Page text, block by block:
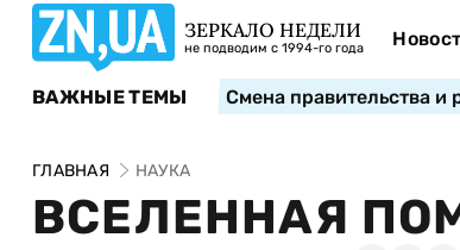
ЗЕРКАЛО НЕДЕЛИ
не подводим с 1994-го года
ВАЖНЫЕ ТЕМЫ Смена правительства и
ГЛАВНАЯ НАУКА
ВСЕЛЕННАЯ